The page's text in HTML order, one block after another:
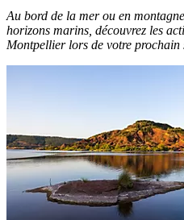
Au bord de la mer ou en
horizons marins, découvrez les
Montpellier lors de votre prochain